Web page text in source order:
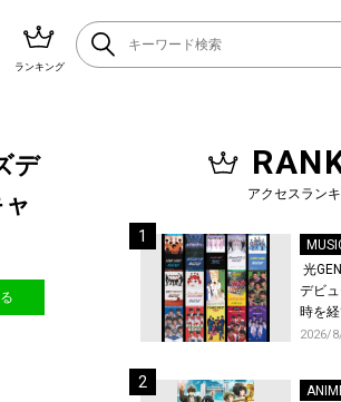
ランキング
デ
アクセスラン
光
デビ
時を
配信が
2026/